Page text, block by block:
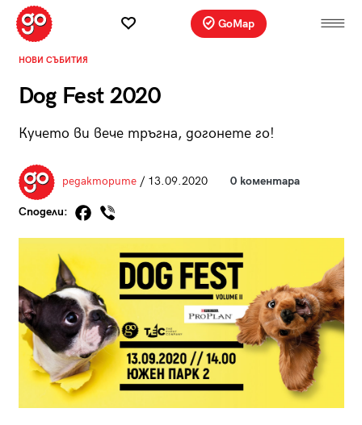
GoMap
НОВИ СЪБИТИЯ
Dog Fest 2020
Кучето ви вече тръгна, догонете го!
редакторите/ 13.09.2020 0 коментара
Сподели: